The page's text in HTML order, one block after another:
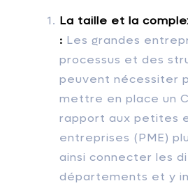
La taille et la
: Les grandes
processus et des
peuvent nécessiter
mettre en place un
rapport aux petites
entreprises (PME)
ainsi connecter les
départements et y